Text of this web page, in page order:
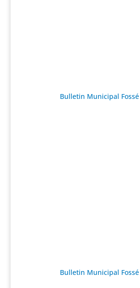
Bulletin Municipal Fossé
Bulletin Municipal Fossé